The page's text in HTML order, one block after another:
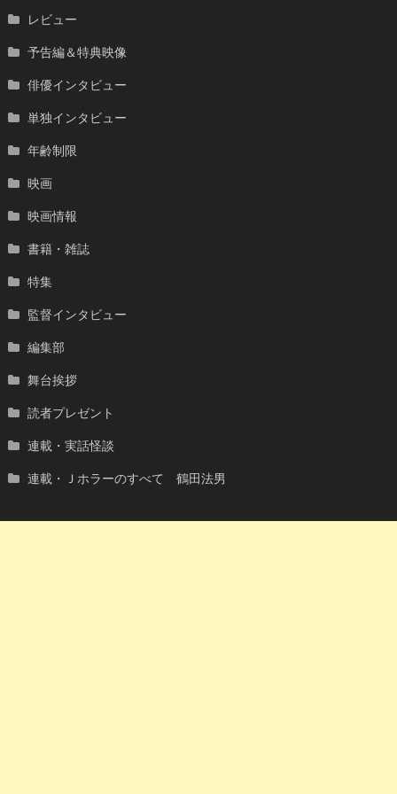
レビュー
予告編＆特典映像
俳優インタビュー
単独インタビュー
年齢制限
映画
映画情報
書籍・雑誌
特集
監督インタビュー
編集部
舞台挨拶
読者プレゼント
連載・実話怪談
連載・Ｊホラーのすべて 鶴田法男